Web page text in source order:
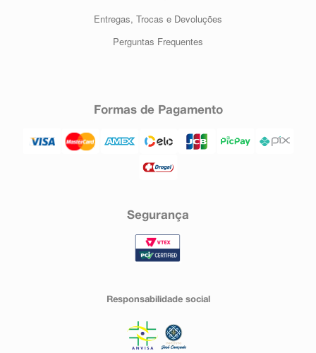
Entregas, Trocas e Devoluções
Perguntas Frequentes
Formas de Pagamento
Segurança
Responsabilidade social